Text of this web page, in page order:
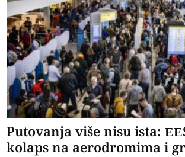
Putovanja više nisu ista:
kolaps na aerodromima i